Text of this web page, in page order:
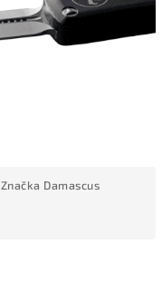
Značka Damascus